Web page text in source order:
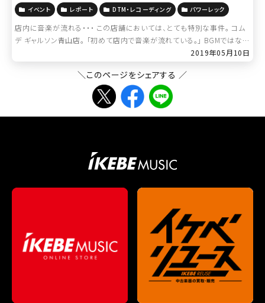
イベント レポート DTM・レコーディング パワーレック
店内に音楽が流れる・・・ この店舗においては、とても特別な事件。 コム
デ ギャルソン青山店。 「初めて店内で音楽が流れている。」 BGMではな
く、あえて“インスタレーション”と呼ぶ、音の設置。 自ら、音を置く、この
方。 […]
2019年05月10日
＼このページをシェアする ／